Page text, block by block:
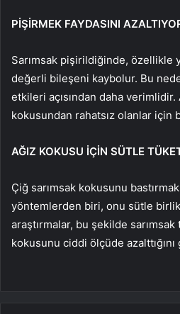
PİŞİRMEK FAYDASINI
Sarımsak pişirildiğinde, özellikle
değerli bileşeni kaybolur. Bu
etkileri açısından daha verimlidir.
kokusundan rahatsız olanlar için
AĞIZ KOKUSU İÇİN SÜTLE
Çiğ sarımsak kokusunu
yöntemlerden biri, onu sütle
araştırmalar, bu şekilde
kokusunu ciddi ölçüde